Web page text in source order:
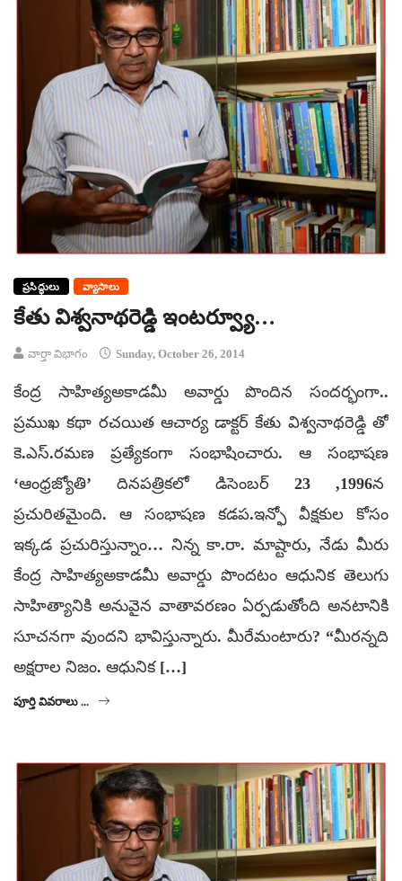
ప్రసిద్ధులు వ్యాసాలు
కేతు విశ్వనాథరెడ్డి ఇంటర్వ్యూ…
వార్తా విభాగం Sunday, October 26, 2014
కేంద్ర సాహిత్యఅకాడమీ అవార్డు పొందిన సందర్భంగా..
ప్రముఖ కథా రచయిత ఆచార్య డాక్టర్ కేతు విశ్వనాథరెడ్డి తో
కె.ఎస్.రమణ ప్రత్యేకంగా సంభాషించారు. ఆ సంభాషణ
‘ఆంధ్రజ్యోతి’ దినపత్రికలో డిసెంబర్ 23 ,1996న
ప్రచురితమైంది. ఆ సంభాషణ కడప.ఇన్ఫో వీక్షకుల కోసం
ఇక్కడ ప్రచురిస్తున్నాం… నిన్న కా.రా. మాష్టారు, నేడు మీరు
కేంద్ర సాహిత్యఅకాడమీ అవార్డు పొందటం ఆధునిక తెలుగు
సాహిత్యానికి అనువైన వాతావరణం ఏర్పడుతోంది అనటానికి
సూచనగా వుందని భావిస్తున్నారు. మీరేమంటారు? “మీరన్నది
అక్షరాల నిజం. ఆధునిక […]
పూర్తి వివరాలు ...